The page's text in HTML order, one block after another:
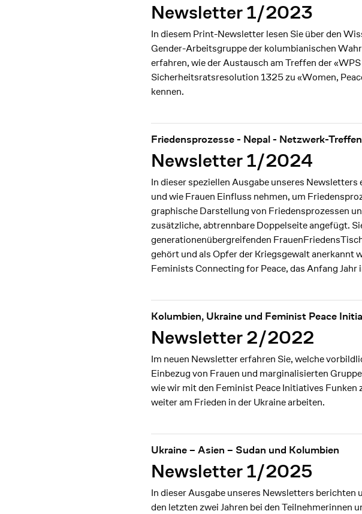
Newsletter 1/2023
In diesem Print-Newsletter lesen Sie über den
Gender-Arbeitsgruppe der kolumbianischen
erfahren, wie der Austausch am Treffen der
Sicherheitsratsresolution 1325 zu «Women,
kennen.
Newsletter 1/2024
Friedensprozesse - Nepal - Netzwerk-Treffen
In dieser speziellen Ausgabe unseres
und wie Frauen Einfluss nehmen, um
graphische Darstellung von Friedensprozessen
zusätzliche, abtrennbare Doppelseite angefügt.
generationenübergreifenden
gehört und als Opfer der Kriegsgewalt anerkannt
Feminists Connecting for Peace, das Anfang
Newsletter 2/2022
Kolumbien, Ukraine und Feminist Peace
Im neuen Newsletter erfahren Sie, welche
Einbezug von Frauen und marginalisierten
wie wir mit den Feminist Peace Initiatives
weiter am Frieden in der Ukraine arbeiten.
Newsletter 1/2025
Ukraine – Asien – Sudan und Kolumbien
In dieser Ausgabe unseres Newsletters berichten
den letzten zwei Jahren bei den Teilnehmerinnen